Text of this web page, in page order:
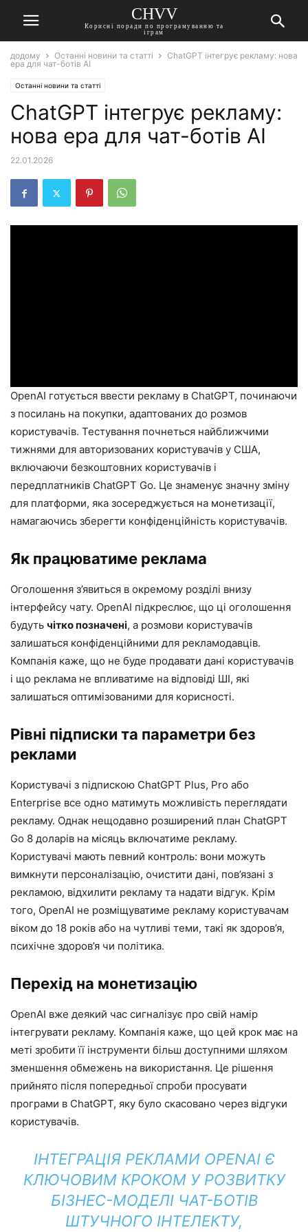
CHVV
Корисні поради по програмуванню та
іграм
додому Останні новини та статті
ChatGPT інтегрує рекламу: нова
ера для чат-ботів AI
Останні новини та статті
ChatGPT інтегрує рекламу:
нова ера для чат-ботів AI
22.01.2026
OpenAI готується ввести рекламу в ChatGPT, починаючи
з посилань на покупки, адаптованих до розмов
користувачів. Тестування почнеться найближчими
тижнями для авторизованих користувачів у США,
включаючи безкоштовних користувачів і
передплатників ChatGPT Go. Це знаменує значну зміну
для платформи, яка зосереджується на монетизації,
намагаючись зберегти конфіденційність користувачів.
Як працюватиме реклама
Оголошення з’явиться в окремому розділі внизу
інтерфейсу чату. OpenAI підкреслює, що ці оголошення
будуть чітко позначені, а розмови користувачів
залишаться конфіденційними для рекламодавців.
Компанія каже, що не буде продавати дані користувачів
і що реклама не впливатиме на відповіді ШІ, які
залишаться оптимізованими для корисності.
Рівні підписки та параметри без
реклами
Користувачі з підпискою ChatGPT Plus, Pro або
Enterprise все одно матимуть можливість переглядати
рекламу. Однак нещодавно розширений план ChatGPT
Go 8 доларів на місяць включатиме рекламу.
Користувачі мають певний контроль: вони можуть
вимкнути персоналізацію, очистити дані, пов’язані з
рекламою, відхилити рекламу та надати відгук. Крім
того, OpenAI не розміщуватиме рекламу користувачам
віком до 18 років або на чутливі теми, такі як здоров’я,
психічне здоров’я чи політика.
Перехід на монетизацію
OpenAI вже деякий час сигналізує про свій намір
інтегрувати рекламу. Компанія каже, що цей крок має на
меті зробити її інструменти більш доступними шляхом
зменшення обмежень на використання. Це рішення
прийнято після попередньої спроби просувати
програми в ChatGPT, яку було скасовано через відгуки
користувачів.
ІНТЕГРАЦІЯ РЕКЛАМИ OPENAI Є
КЛЮЧОВИМ КРОКОМ У РОЗВИТКУ
БІЗНЕС-МОДЕЛІ ЧАТ-БОТІВ
ШТУЧНОГО ІНТЕЛЕКТУ,